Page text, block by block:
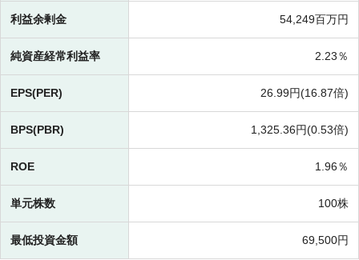
利益余剰金 54,249百万円
純資産経常利益率 2.23％
EPS(PER) 26.99円(16.87倍)
BPS(PBR) 1,325.36円(0.53倍)
ROE 1.96％
単元株数 100株
最低投資金額 69,500円